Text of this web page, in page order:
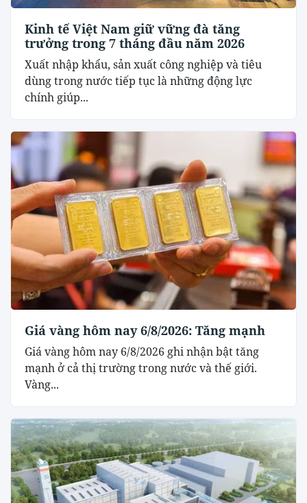
Kinh tế Việt Nam giữ vững đà tăng
trưởng trong 7 tháng đầu năm 2026
Xuất nhập khẩu, sản xuất công nghiệp và tiêu
dùng trong nước tiếp tục là những động lực
chính giúp...
Giá vàng hôm nay 6/8/2026: Tăng mạnh
Giá vàng hôm nay 6/8/2026 ghi nhận bật tăng
mạnh ở cả thị trường trong nước và thế giới.
Vàng...